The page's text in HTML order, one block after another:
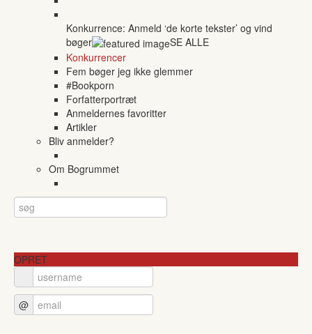
Konkurrence: Anmeld ‘de korte tekster’ og vind
bøger
SE ALLE
Konkurrencer
Fem bøger jeg ikke glemmer
#Bookporn
Forfatterportræt
Anmeldernes favoritter
Artikler
Bliv anmelder?
Om Bogrummet
OPRET
@